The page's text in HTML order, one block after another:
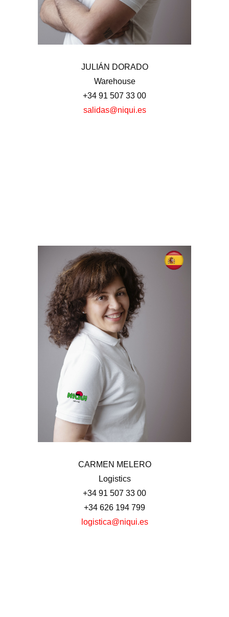
JULIÁN DORADO
Warehouse
+34 91 507 33 00
salidas@niqui.es
CARMEN MELERO
Logistics
CARMEN MELERO
Logistics
+34 91 507 33 00
+34 626 194 799
logistica@niqui.es